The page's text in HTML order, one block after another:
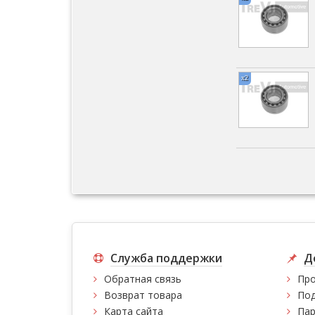
x2
Служба поддержки
Обратная связь
Возврат товара
Карта сайта